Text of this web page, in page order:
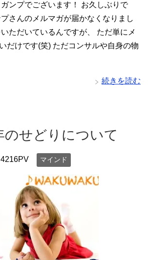
ンプでございます！ お久しぶりで
さんのメルマガが届かなくなりまし
ただいているんですが、 ただ単にメ
だけです(笑) ただコンサルや自身の物
続きを読む
のせどりについて
4216PV マインド